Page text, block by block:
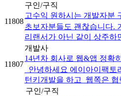
11808
구인/구직
고수익 원하시는 개발자분
초보자분들도 괜찮습니다.
리랜서가 아닌 같이 상주
11807
개발사
14년차 회사로 웹&앱 정확
안녕하세요 에이아이팩토
턴키개발을 하고 웹쪽은 협
구인/구직